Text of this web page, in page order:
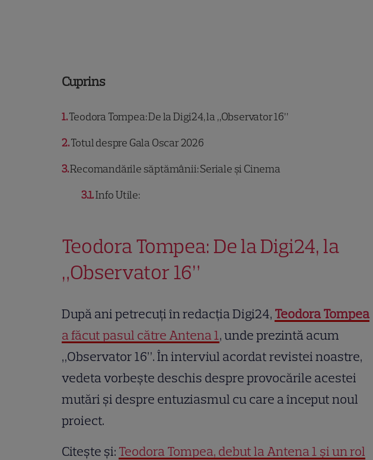
Cuprins
1Teodora Tompea: De la Digi24, la „Observator 16”
2Totul despre Gala Oscar 2026
3Recomandările săptămânii: Seriale și Cinema
3.1 Info Utile:
Teodora Tompea: De la Digi24, la
„Observator 16”
După ani petrecuți în redacția Digi24, Teodora Tompea
a făcut pasul către Antena 1, unde prezintă acum
„Observator 16”. În interviul acordat revistei noastre,
vedeta vorbește deschis despre provocările acestei
mutări și despre entuziasmul cu care a început noul
proiect.
Citește și: Teodora Tompea, debut la Antena 1 și un rol